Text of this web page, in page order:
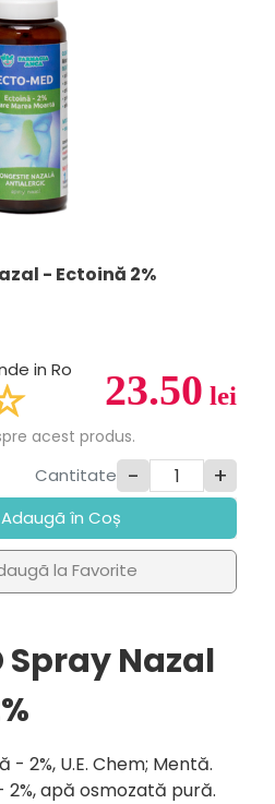
- Ectoină 2%
23.50 lei
in Ro
acest produs.
Cantitate - +
Adaugã în Coș
la Favorite
Spray Nazal
- 2%, U.E. Chem; Mentă.
apă osmozată pură.